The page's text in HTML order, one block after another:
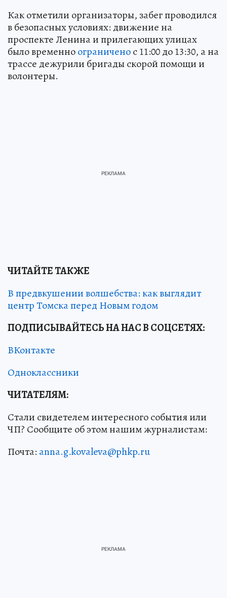
Как отметили организаторы, забег проводился
в безопасных условиях: движение на
проспекте Ленина и прилегающих улицах
было временноограниченос 11:00 до 13:30, а на
трассе дежурили бригады скорой помощи и
волонтеры.
ЧИТАЙТЕ ТАКЖЕ
В предвкушении волшебства: как выглядит
центр Томска перед Новым годом
ПОДПИСЫВАЙТЕСЬ НА НАС В СОЦСЕТЯХ:
ВКонтакте
Одноклассники
ЧИТАТЕЛЯМ:
Стали свидетелем интересного события или
ЧП? Сообщите об этом нашим журналистам:
Почта: anna.g.kovaleva@phkp.ru